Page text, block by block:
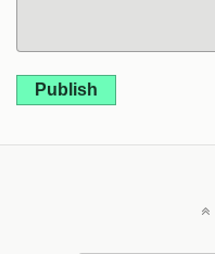
Publish